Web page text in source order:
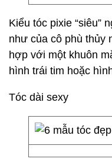
Kiểu tóc pixie “siêu”
như của cô phù thủy
hợp với một khuôn
hình trái tim hoặc
Tóc dài sexy